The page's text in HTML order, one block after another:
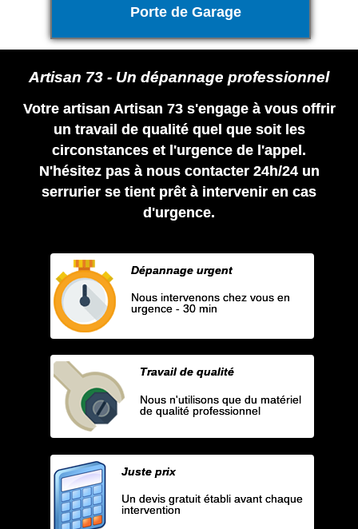
Porte de Garage
Artisan 73 - Un dépannage professionnel
Votre artisan Artisan 73 s'engage à vous offrir
un travail de qualité quel que soit les
circonstances et l'urgence de l'appel.
N'hésitez pas à nous contacter 24h/24 un
serrurier se tient prêt à intervenir en cas
d'urgence.
Dépannage urgent
Nous intervenons chez vous en
urgence - 30 min
Travail de qualité
Nous n'utilisons que du matériel
de qualité professionnel
Juste prix
Un devis gratuit établi avant chaque
intervention